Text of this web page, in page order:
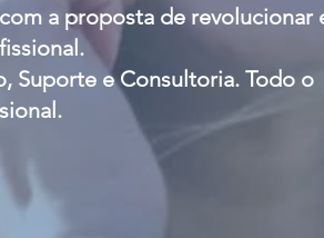
a proposta de revolucionar
Suporte e Consultoria. Todo o